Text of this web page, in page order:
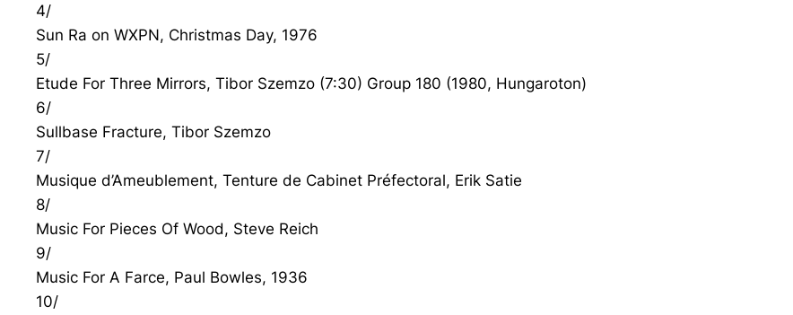
4/
Sun Ra on WXPN, Christmas Day, 1976
5/
Etude For Three Mirrors, Tibor Szemzo (7:30) Group 180 (1980, Hungaroton)
6/
Sullbase Fracture, Tibor Szemzo
7/
Musique d’Ameublement, Tenture de Cabinet Préfectoral, Erik Satie
8/
Music For Pieces Of Wood, Steve Reich
9/
Music For A Farce, Paul Bowles, 1936
10/